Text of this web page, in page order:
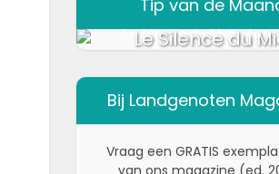
Tip van de
Le Silence du
Bij Landgenoten
Vraag een GRATIS
van ons magazine (ed.